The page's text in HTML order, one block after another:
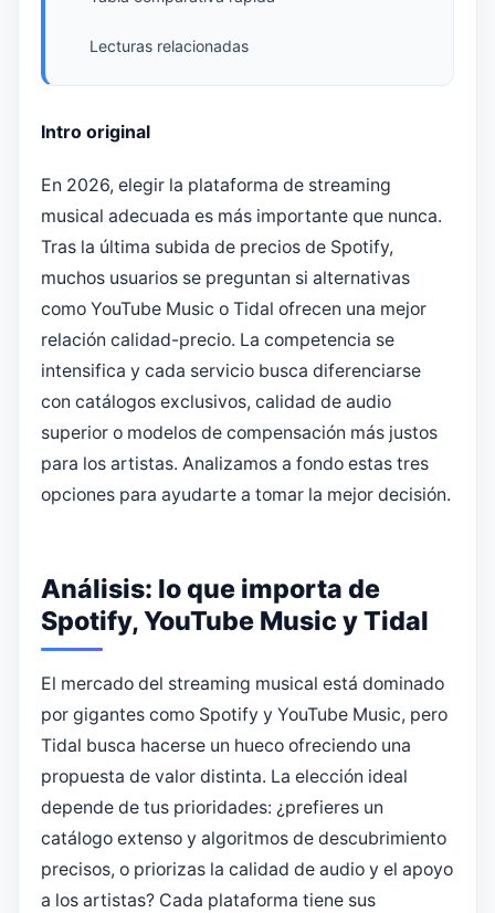
Lecturas relacionadas
Intro original
En 2026, elegir la plataforma de streaming
musical adecuada es más importante que nunca.
Tras la última subida de precios de Spotify,
muchos usuarios se preguntan si alternativas
como YouTube Music o Tidal ofrecen una mejor
relación calidad-precio. La competencia se
intensifica y cada servicio busca diferenciarse
con catálogos exclusivos, calidad de audio
superior o modelos de compensación más justos
para los artistas. Analizamos a fondo estas tres
opciones para ayudarte a tomar la mejor decisión.
Análisis: lo que importa de
Spotify, YouTube Music y Tidal
El mercado del streaming musical está dominado
por gigantes como Spotify y YouTube Music, pero
Tidal busca hacerse un hueco ofreciendo una
propuesta de valor distinta. La elección ideal
depende de tus prioridades: ¿prefieres un
catálogo extenso y algoritmos de descubrimiento
precisos, o priorizas la calidad de audio y el apoyo
a los artistas? Cada plataforma tiene sus